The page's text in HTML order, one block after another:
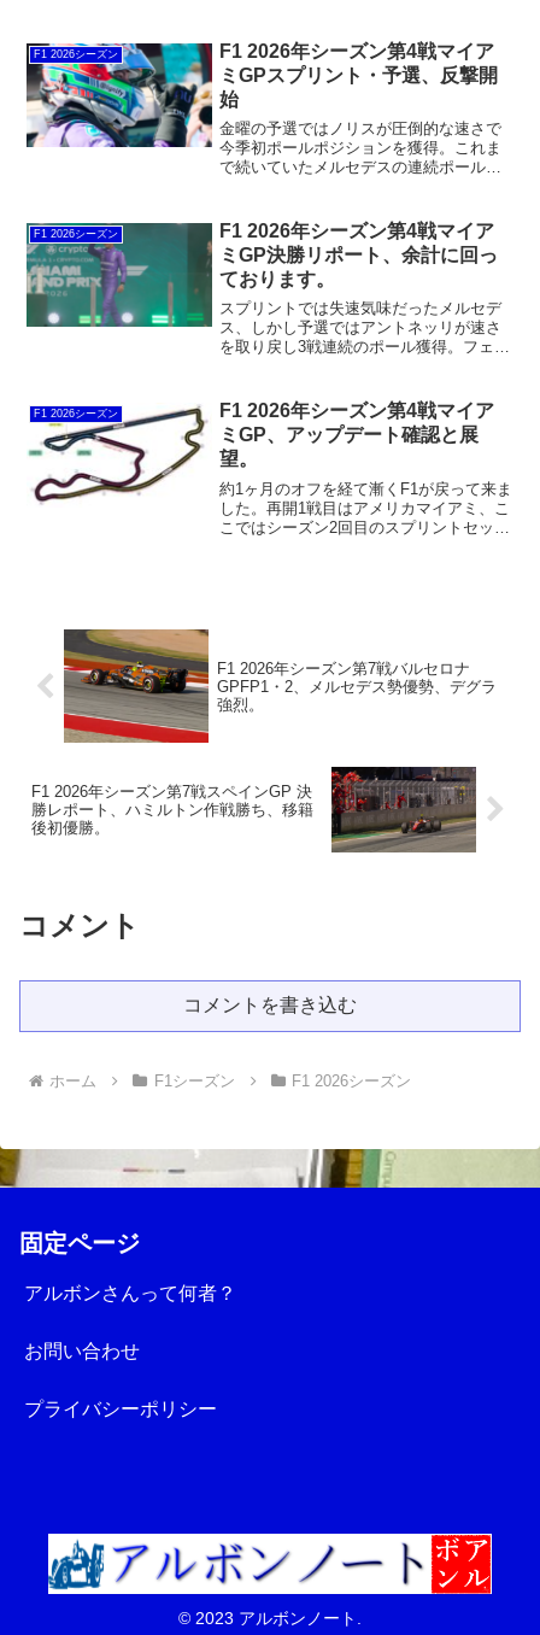
たところか？今回はマクラーレンのアッ
プデートを分析してからセッションの反
省に入りましょう。
F1 2026シーズン
F1 2026年シーズン第4戦マイア
ミGPスプリント・予選、反撃開
始
金曜の予選ではノリスが圧倒的な速さで
今季初ポールポジションを獲得。これま
で続いていたメルセデスの連続ポールを
ます。ルールが変更されてから最初のレ
ースセッション。スタートがどうなる
か？
F1 2026シーズン
F1 2026年シーズン第4戦マイア
ミGP決勝リポート、余計に回っ
ております。
スプリントでは失速気味だったメルセデ
ス、しかし予選ではアントネッリが速さ
を取り戻し3戦連続のポール獲得。フェル
フェラーリとマクラーレンのレースペー
スが良い。アントネッリとフェルスタッ
ペンは先ずスタートを失敗しないことが
重要になります。
F1 2026シーズン
F1 2026年シーズン第4戦マイア
ミGP、アップデート確認と展
望。
約1ヶ月のオフを経て漸くF1が戻って来ま
した。再開1戦目はアメリカマイアミ、こ
こではシーズン2回目のスプリントセッシ
F1 2026年シーズン第7戦バルセロナ
GPFP1・2、メルセデス勢優勢、デグラ
強烈。
F1 2026年シーズン第7戦スペインGP 決
勝レポート、ハミルトン作戦勝ち、移籍
後初優勝。
コメント
コメントを書き込む
ホーム F1シーズン F1 2026シーズン
固定ページ
アルボンさんって何者？
お問い合わせ
プライバシーポリシー
© 2023 アルボンノート.